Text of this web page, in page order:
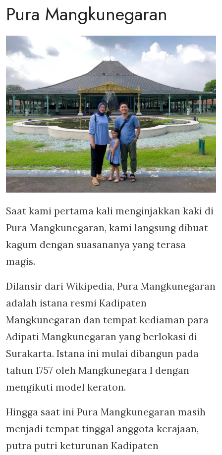
Pura Mangkunegaran
Saat kami pertama kali menginjakkan kaki di
Pura Mangkunegaran, kami langsung dibuat
kagum dengan suasananya yang terasa
magis.
Dilansir dari Wikipedia, Pura Mangkunegaran
adalah istana resmi Kadipaten
Mangkunegaran dan tempat kediaman para
Adipati Mangkunegaran yang berlokasi di
Surakarta. Istana ini mulai dibangun pada
tahun 1757 oleh Mangkunegara I dengan
mengikuti model keraton.
Hingga saat ini Pura Mangkunegaran masih
menjadi tempat tinggal anggota kerajaan,
putra putri keturunan Kadipaten